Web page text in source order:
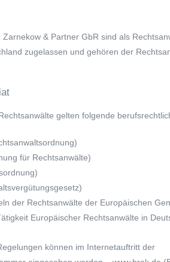
& Partner GbR sind als
zugelassen und gehören der
gelten folgende
für Rechtsanwälte)
der Rechtsanwälte der Europäischen
Europäischer Rechtsanwälte in
können im Internetauftritt der